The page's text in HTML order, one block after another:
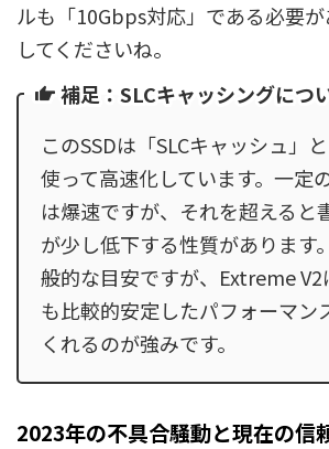
ルも「10Gbps対応」である必要
してくださいね。
補足：SLCキャッシングにつ
このSSDは「SLCキャッシュ」
使って高速化しています。一定
は爆速ですが、それを超えると
が少し低下する性質があります
般的な目安ですが、Extreme
も比較的安定したパフォーマン
くれるのが強みです。
2023年の不具合騒動と現在の信